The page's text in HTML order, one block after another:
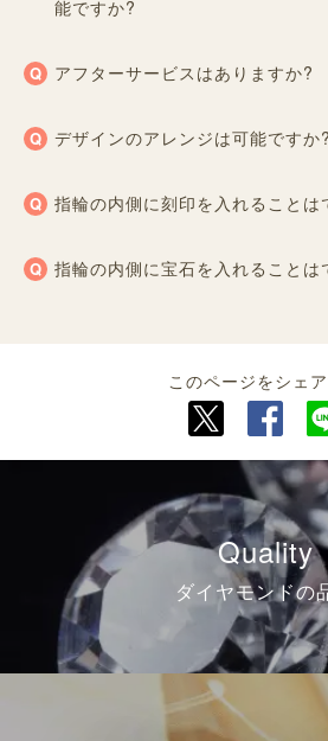
能ですか?
アフターサービスはありますか?
デザインのアレンジは可能ですか?
指輪の内側に刻印を入れることは
指輪の内側に宝石を入れることは
このページをシェ
Quality
ダイヤモンドの